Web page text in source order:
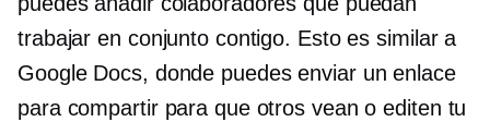
trabajar en conjunto contigo. Esto es similar a
Google Docs, donde puedes enviar un enlace
para compartir para que otros vean o editen tu